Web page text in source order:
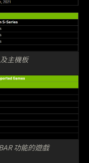
主機板
功能的遊戲